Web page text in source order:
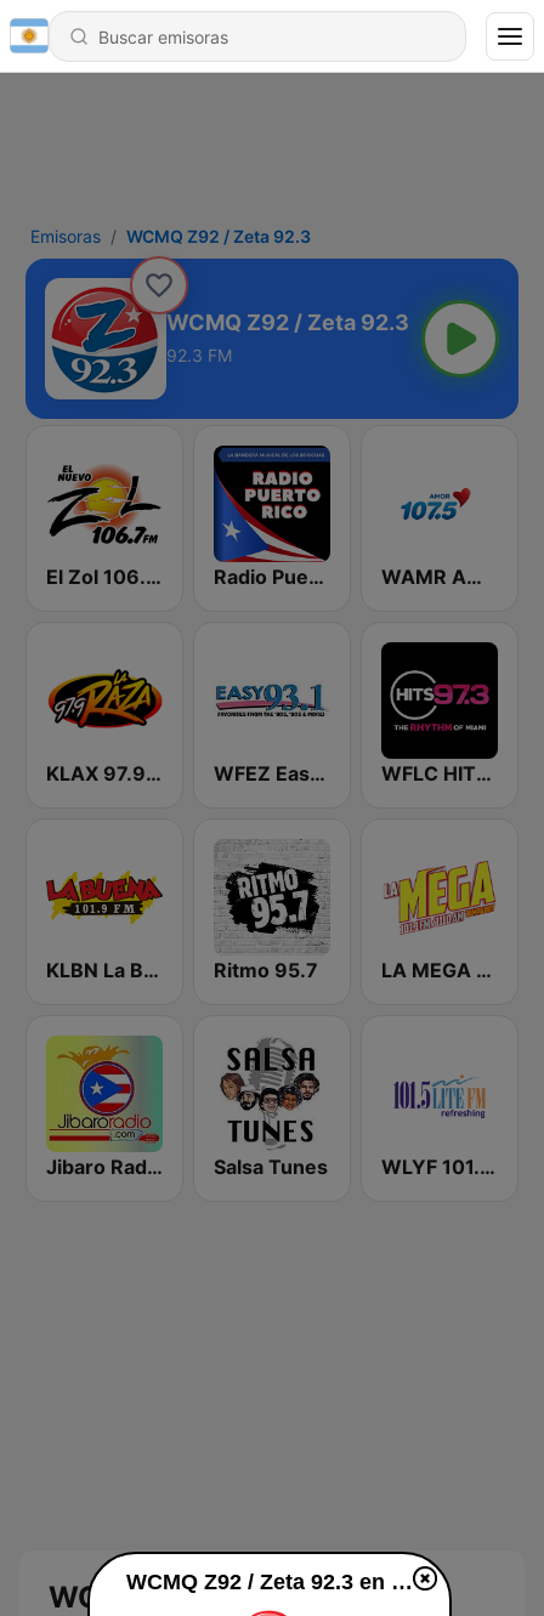
Emisoras WCMQ Z92 / Zeta 92.3
WCMQ Z92 / Zeta 92.3
92.3 FM
El Zol 106.7 FM Radio Puerto Rico WAMR Amor 107.5 (US Only)
KLAX 97.9 La Raza FM WFEZ Easy 93.1 WFLC HITS 97.3 FM
KLBN La Buena 101.9 FM Ritmo 95.7 LA MEGA 101.1 FM
Jibaro Radio Salsa Tunes WLYF 101.5 Lite FM
WCMQ Z92 / Zeta 92.3 WCMQ Z92 / Zeta 92.3 en vivo